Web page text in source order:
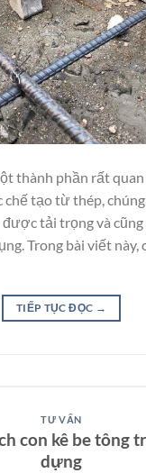
thành phần rất
tạo từ thép,
được tải trọng và
Trong bài viết này,
TIẾP TỤC ĐỌC →
TƯ VẤN
con kê be tông
dựng